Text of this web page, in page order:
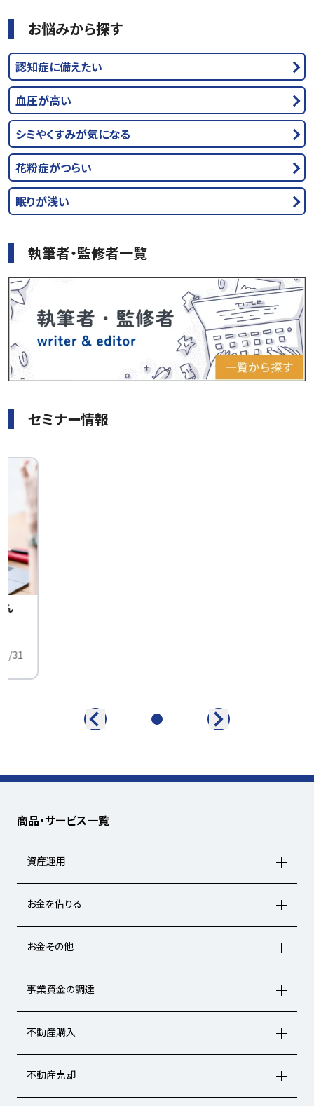
お悩みから探す
認知症に備えたい
血圧が高い
シミやくすみが気になる
花粉症がつらい
眠りが浅い
執筆者・監修者一覧
セミナー情報
ん
31
商品・サービス一覧
資産運用
お金を借りる
お金その他
事業資金の調達
不動産購入
不動産売却